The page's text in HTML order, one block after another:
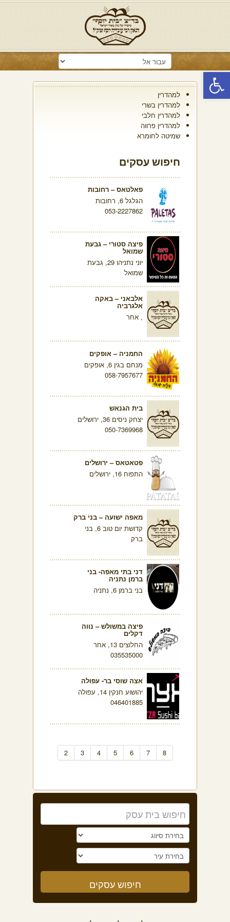
פתח סרגל נגישות
למהדרין
למהדרין בשרי
למהדרין חלבי
למהדרין פרווה
שמיטה לחומרא
חיפוש עסקים
פאלטאס – רחובות
הגלגל 6, רחובות
053-2227862
פיצה סטורי – גבעת
שמואל
יוני נתניהו 29, גבעת
שמואל
אלבאני – באקה
אלגרביה
, אחר
החמניה – אופקים
מנחם בגין 6, אופקים
058-7957677
בית הגנאש
יצחק ניסים 36, ירושלים
050-7369968
פטאטאס – ירושלים
התפוח 16, ירושלים
מאפה ישועה – בני ברק
קדושת יום טוב 6, בני
ברק
דני בתי מאפה- בני
ברמן נתניה
בני ברמן 6, נתניה
פיצה במשולש – נווה
דקלים
החלוצים 13, אחר
035535000
אצה שוסי בר- עפולה
יהושוע חנקין 14, עפולה
046401885
2 3 4 5 6 7 8